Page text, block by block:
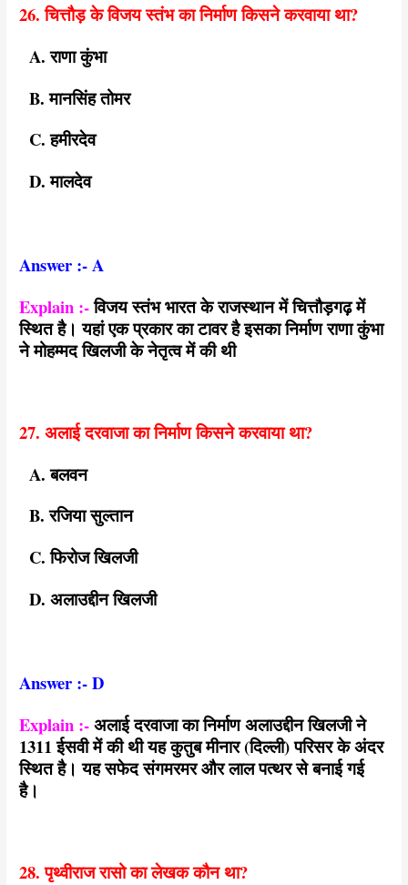
26. चित्तौड़ के विजय स्तंभ का निर्माण किसने करवाया था?
A. राणा कुंभा
B. मानसिंह तोमर
C. हमीरदेव
D. मालदेव
Answer :- A
Explain :-विजय स्तंभ भारत के राजस्थान में चित्तौड़गढ़ में
स्थित है। यहां एक प्रकार का टावर है इसका निर्माण राणा कुंभा
ने मोहम्मद खिलजी के नेतृत्व में की थी
27. अलाई दरवाजा का निर्माण किसने करवाया था?
A. बलवन
B. रजिया सुल्तान
C. फिरोज खिलजी
D. अलाउद्दीन खिलजी
Answer :- D
Explain :-अलाई दरवाजा का निर्माण अलाउद्दीन खिलजी ने
1311 ईसवी में की थी यह कुतुब मीनार (दिल्ली) परिसर के अंदर
स्थित है। यह सफेद संगमरमर और लाल पत्थर से बनाई गई
है।
28. पृथ्वीराज रासो का लेखक कौन था?